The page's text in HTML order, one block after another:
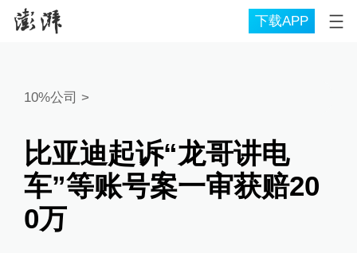
下载APP
10%公司 >
比亚迪起诉“龙哥讲电
车”等账号案一审获赔20
0万